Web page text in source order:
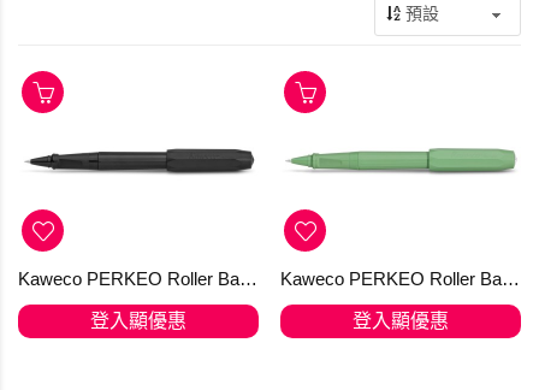
Kaweco PERKEO Roller Ball All Black
登入顯優惠
Kaweco PERKEO Roller Ball Jungle Green 走珠筆
登入顯優惠